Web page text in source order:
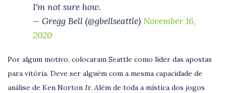
I'm not sure how.
— Gregg Bell (@gbellseattle) November 16,
2020
Por algum motivo, colocaram Seattle como líder das apostas
para vitória. Deve ser alguém com a mesma capacidade de
análise de Ken Norton Jr. Além de toda a mística dos jogos